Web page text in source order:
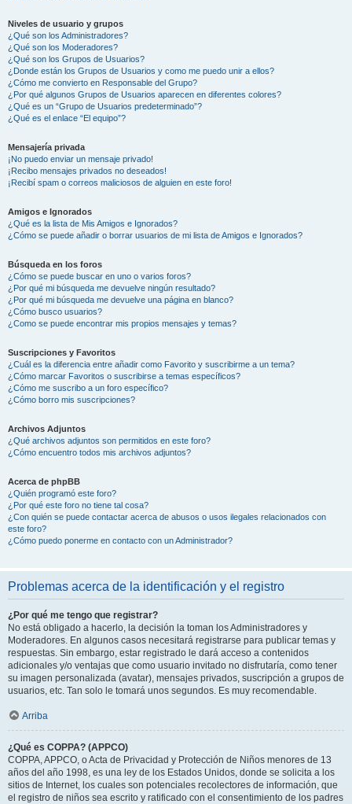
Niveles de usuario y grupos
¿Qué son los Administradores?
¿Qué son los Moderadores?
¿Qué son los Grupos de Usuarios?
¿Donde están los Grupos de Usuarios y como me puedo unir a ellos?
¿Cómo me convierto en Responsable del Grupo?
¿Por qué algunos Grupos de Usuarios aparecen en diferentes colores?
¿Qué es un “Grupo de Usuarios predeterminado”?
¿Qué es el enlace “El equipo”?
Mensajería privada
¡No puedo enviar un mensaje privado!
¡Recibo mensajes privados no deseados!
¡Recibí spam o correos maliciosos de alguien en este foro!
Amigos e Ignorados
¿Qué es la lista de Mis Amigos e Ignorados?
¿Cómo se puede añadir o borrar usuarios de mi lista de Amigos e Ignorados?
Búsqueda en los foros
¿Cómo se puede buscar en uno o varios foros?
¿Por qué mi búsqueda me devuelve ningún resultado?
¿Por qué mi búsqueda me devuelve una página en blanco?
¿Cómo busco usuarios?
¿Como se puede encontrar mis propios mensajes y temas?
Suscripciones y Favoritos
¿Cuál es la diferencia entre añadir como Favorito y suscribirme a un tema?
¿Cómo marcar Favoritos o suscribirse a temas específicos?
¿Cómo me suscribo a un foro específico?
¿Cómo borro mis suscripciones?
Archivos Adjuntos
¿Qué archivos adjuntos son permitidos en este foro?
¿Cómo encuentro todos mis archivos adjuntos?
Acerca de phpBB
¿Quién programó este foro?
¿Por qué este foro no tiene tal cosa?
¿Con quién se puede contactar acerca de abusos o usos ilegales relacionados con
este foro?
¿Cómo puedo ponerme en contacto con un Administrador?
Problemas acerca de la identificación y el registro
¿Por qué me tengo que registrar?
No está obligado a hacerlo, la decisión la toman los Administradores y
Moderadores. En algunos casos necesitará registrarse para publicar temas y
respuestas. Sin embargo, estar registrado le dará acceso a contenidos
adicionales y/o ventajas que como usuario invitado no disfrutaría, como tener
su imagen personalizada (avatar), mensajes privados, suscripción a grupos de
usuarios, etc. Tan solo le tomará unos segundos. Es muy recomendable.
Arriba
¿Qué es COPPA? (APPCO)
COPPA, APPCO, o Acta de Privacidad y Protección de Niños menores de 13
años del año 1998, es una ley de los Estados Unidos, donde se solicita a los
sitios de Internet, los cuales son potenciales recolectores de información, que
el registro de niños sea escrito y ratificado con el consentimiento de los padres